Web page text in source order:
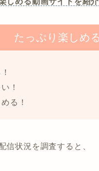
たっぷり楽しめ
！
る！
信状況を調査すると、